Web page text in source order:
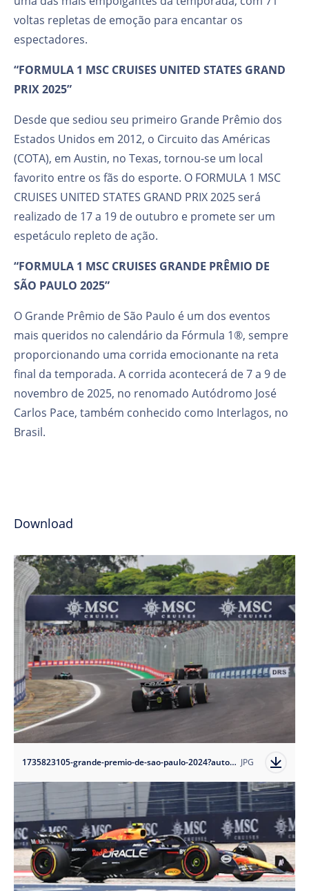
voltas repletas de emoção para encantar os
espectadores.
“FORMULA 1 MSC CRUISES UNITED STATES GRAND
PRIX 2025”
Desde que sediou seu primeiro Grande Prêmio dos
Estados Unidos em 2012, o Circuito das Américas
(COTA), em Austin, no Texas, tornou-se um local
favorito entre os fãs do esporte. O FORMULA 1 MSC
CRUISES UNITED STATES GRAND PRIX 2025 será
realizado de 17 a 19 de outubro e promete ser um
espetáculo repleto de ação.
“FORMULA 1 MSC CRUISES GRANDE PRÊMIO DE
SÃO PAULO 2025”
O Grande Prêmio de São Paulo é um dos eventos
mais queridos no calendário da Fórmula 1®, sempre
proporcionando uma corrida emocionante na reta
final da temporada. A corrida acontecerá de 7 a 9 de
novembro de 2025, no renomado Autódromo José
Carlos Pace, também conhecido como Interlagos, no
Brasil.
Download
1735823105-grande-premio-de-sao-paulo-2024?auto=format JPG